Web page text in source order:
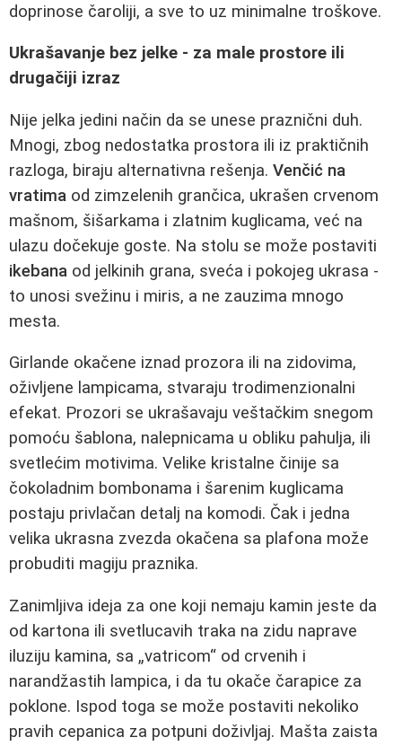
doprinose čaroliji, a sve to uz minimalne troškove.
Ukrašavanje bez jelke - za male prostore ili
drugačiji izraz
Nije jelka jedini način da se unese praznični duh.
Mnogi, zbog nedostatka prostora ili iz praktičnih
razloga, biraju alternativna rešenja. Venčić na
vratima od zimzelenih grančica, ukrašen crvenom
mašnom, šišarkama i zlatnim kuglicama, već na
ulazu dočekuje goste. Na stolu se može postaviti
ikebana od jelkinih grana, sveća i pokojeg ukrasa -
to unosi svežinu i miris, a ne zauzima mnogo
mesta.
Girlande okačene iznad prozora ili na zidovima,
oživljene lampicama, stvaraju trodimenzionalni
efekat. Prozori se ukrašavaju veštačkim snegom
pomoću šablona, nalepnicama u obliku pahulja, ili
svetlećim motivima. Velike kristalne činije sa
čokoladnim bombonama i šarenim kuglicama
postaju privlačan detalj na komodi. Čak i jedna
velika ukrasna zvezda okačena sa plafona može
probuditi magiju praznika.
Zanimljiva ideja za one koji nemaju kamin jeste da
od kartona ili svetlucavih traka na zidu naprave
iluziju kamina, sa „vatricom“ od crvenih i
narandžastih lampica, i da tu okače čarapice za
poklone. Ispod toga se može postaviti nekoliko
pravih cepanica za potpuni doživljaj. Mašta zaista